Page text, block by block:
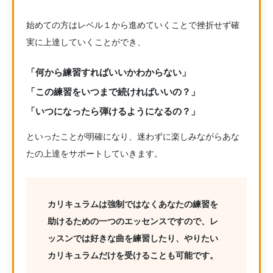
始めての方はレベル１から進めていくことで挫折せず確
実に上達していくことができ、
「何から練習すればいいかわからない」
「この練習をいつまで続ければいいの？」
「いつになったら弾けるようになるの？」
といったことが明確になり、迷わずに楽しみながらあな
たの上達をサポートしていきます。
カリキュラムは強制ではなくあなたの練習を
助けるための一つのエッセンスですので、レ
ッスンでは好きな曲を練習したり、やりたい
カリキュラムだけを受けることも可能です。